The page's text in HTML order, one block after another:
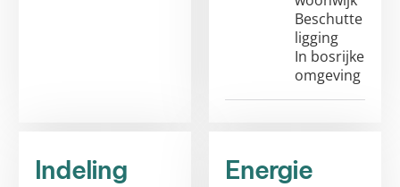
Beschutte
ligging
In bosrijke
omgeving
Indeling Energie